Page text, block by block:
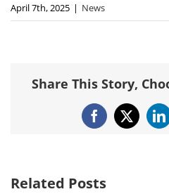
April 7th, 2025 | News
Share This Story,
Facebook
X
Related Posts